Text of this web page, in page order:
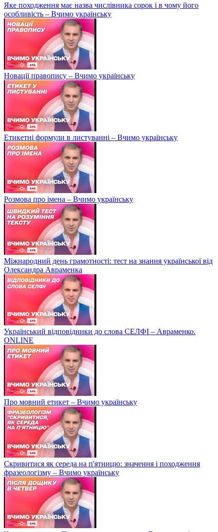
Яке походження має назва числівника сорок і в чому його
особливість – Вчимо українську
Новації правопису – Вчимо українську
Етикетні формули в листуванні – Вчимо українську
Розмова про імена – Вчимо українську
Міжнародний день грамотності: тест на знання української від
Олександра Авраменка
Український відповідники до слова СЕЛФІ – Авраменко.
ONLINE
Про мовний етикет – Вчимо українську
Скривитися як середа на п'ятницю: значення і походження
фразеологізму – Вчимо українську